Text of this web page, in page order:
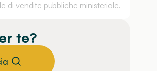
di vendite pubbliche ministeriale.
te?